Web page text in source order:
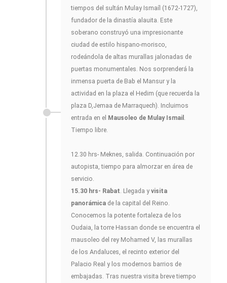
tiempos del sultán Mulay Ismaíl (1672-1727),
fundador de la dinastía alauita. Este
soberano construyó una impresionante
ciudad de estilo hispano-morisco,
rodeándola de altas murallas jalonadas de
puertas monumentales. Nos sorprenderá la
inmensa puerta de Bab el Mansur y la
actividad en la plaza el Hedim (que recuerda la
plaza D,Jemaa de Marraquech). Incluimos
entrada en el Mausoleo de Mulay Ismail
Tiempo libre.
12.30 hrs- Meknes, salida. Continuación por
autopista, tiempo para almorzar en área de
servicio.
15.30 hrs- Rabat . Llegada y visita
panorámica de la capital del Reino.
Conocemos la potente fortaleza de los
Oudaia, la torre Hassan donde se encuentra el
mausoleo del rey Mohamed V, las murallas
de los Andaluces, el recinto exterior del
Palacio Real y los modernos barrios de
embajadas. Tras nuestra visita breve tiempo